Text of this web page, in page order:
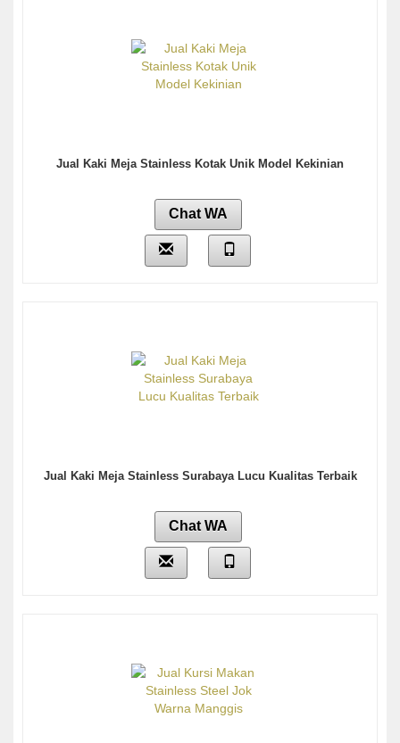
Jual Kaki Meja Stainless Kotak Unik Model Kekinian
Chat WA
Jual Kaki Meja Stainless Surabaya Lucu Kualitas Terbaik
Chat WA